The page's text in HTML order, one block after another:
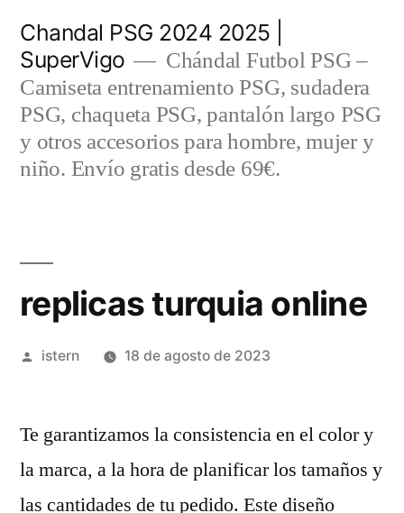
contenido
Chandal PSG 2024 2025 |
SuperVigo
Chándal Futbol PSG –
Camiseta entrenamiento PSG, sudadera
PSG, chaqueta PSG, pantalón largo PSG
y otros accesorios para hombre, mujer y
niño. Envío gratis desde 69€.
replicas turquia online
Publicado
istern 18 de agosto de 2023
Te garantizamos la consistencia en el color y
la marca, a la hora de planificar los tamaños y
las cantidades de tu pedido. Este diseño